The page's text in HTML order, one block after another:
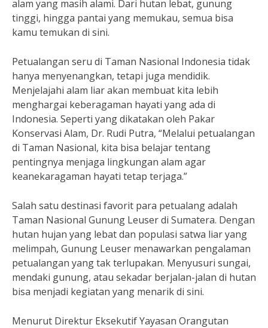
alam yang masih alami. Dari hutan lebat, gunung
tinggi, hingga pantai yang memukau, semua bisa
kamu temukan di sini.
Petualangan seru di Taman Nasional Indonesia tidak
hanya menyenangkan, tetapi juga mendidik.
Menjelajahi alam liar akan membuat kita lebih
menghargai keberagaman hayati yang ada di
Indonesia. Seperti yang dikatakan oleh Pakar
Konservasi Alam, Dr. Rudi Putra, “Melalui petualangan
di Taman Nasional, kita bisa belajar tentang
pentingnya menjaga lingkungan alam agar
keanekaragaman hayati tetap terjaga.”
Salah satu destinasi favorit para petualang adalah
Taman Nasional Gunung Leuser di Sumatera. Dengan
hutan hujan yang lebat dan populasi satwa liar yang
melimpah, Gunung Leuser menawarkan pengalaman
petualangan yang tak terlupakan. Menyusuri sungai,
mendaki gunung, atau sekadar berjalan-jalan di hutan
bisa menjadi kegiatan yang menarik di sini.
Menurut Direktur Eksekutif Yayasan Orangutan